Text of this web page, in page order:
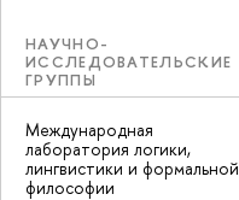
НАУЧНО-
ИССЛЕДОВАТЕЛЬСКИЕ
ГРУППЫ
Международная
лаборатория логики,
лингвистики и формальной
философии